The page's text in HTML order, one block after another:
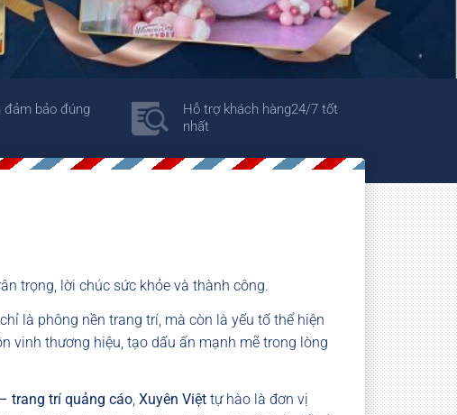
đảm bảo đúng
Hỗ trợ khách hàng24/7 tốt
nhất
trọng, lời chúc sức khỏe và thành công.
là phông nền trang trí, mà còn là yếu tố thể hiện
vinh thương hiệu, tạo dấu ấn mạnh mẽ trong lòng
trang trí quảng cáo, Xuyên Việt tự hào là đơn vị